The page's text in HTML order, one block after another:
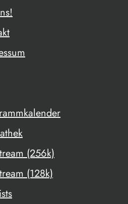
(256k)
(128k)